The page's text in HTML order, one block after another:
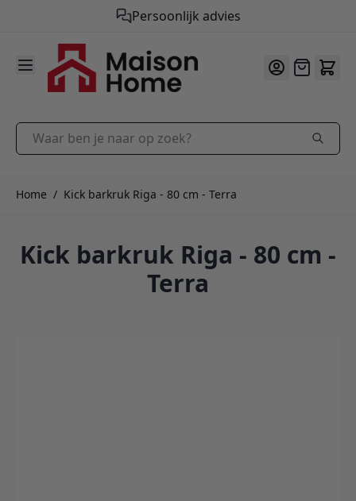
Persoonlijk advies
9.9/10
Ga naar de inhoud
Offerte
Waar ben je naar op zoek?
Home / Kick barkruk Riga - 80 cm - Terra
Kick barkruk Riga - 80 cm -
Terra